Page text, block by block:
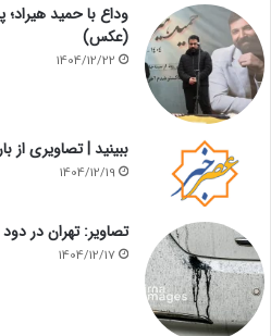
وداع با حمید
(عکس)
1404/12/22
ببینید | تصاویری از
1404/12/19
تصاویر: تهران در دود
1404/12/17